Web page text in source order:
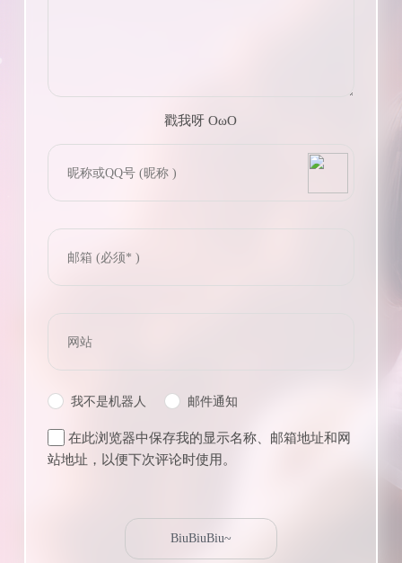
戳我呀 OωO
Tieba
我不是机器人 邮件通知
在此浏览器中保存我的显示名称、邮箱地址和网
站地址，以便下次评论时使用。